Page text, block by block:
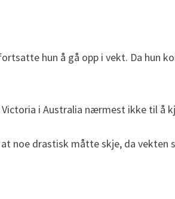
hun å gå opp i vekt. Da hun
i Australia nærmest ikke til å
noe drastisk måtte skje, da